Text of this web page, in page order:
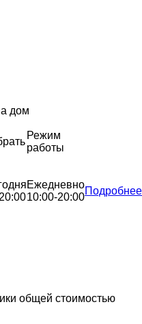
дом
Режим
работы
Ежедневно
10:00-20:00
Подробнее
общей стоимостью